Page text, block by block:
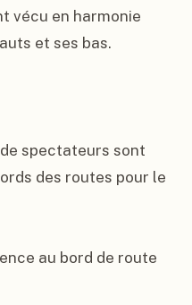
vécu en harmonie
et ses bas.
spectateurs sont
des routes pour le
au bord de route